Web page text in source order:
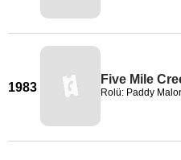
1983
Five Mile
Rolü: Paddy